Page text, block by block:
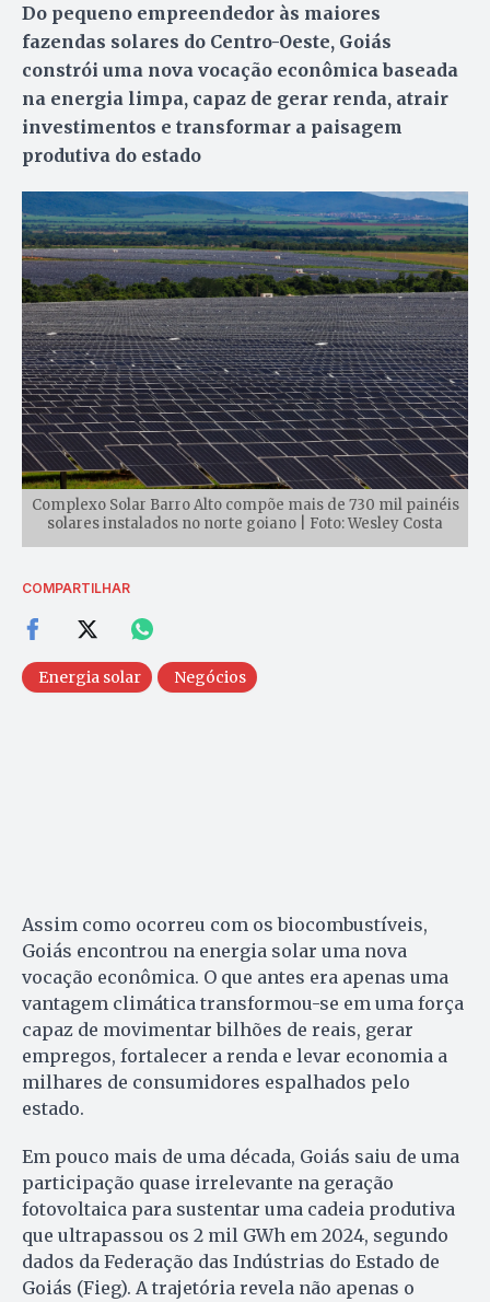
Do pequeno empreendedor às maiores
fazendas solares do Centro-Oeste, Goiás
constrói uma nova vocação econômica baseada
na energia limpa, capaz de gerar renda, atrair
investimentos e transformar a paisagem
produtiva do estado
Complexo Solar Barro Alto compõe mais de 730 mil painéis
solares instalados no norte goiano | Foto: Wesley Costa
COMPARTILHAR
Energia solar Negócios
Assim como ocorreu com os biocombustíveis,
Goiás encontrou na energia solar uma nova
vocação econômica. O que antes era apenas uma
vantagem climática transformou-se em uma força
capaz de movimentar bilhões de reais, gerar
empregos, fortalecer a renda e levar economia a
milhares de consumidores espalhados pelo
estado.
Em pouco mais de uma década, Goiás saiu de uma
participação quase irrelevante na geração
fotovoltaica para sustentar uma cadeia produtiva
que ultrapassou os 2 mil GWh em 2024, segundo
dados da Federação das Indústrias do Estado de
Goiás (Fieg). A trajetória revela não apenas o